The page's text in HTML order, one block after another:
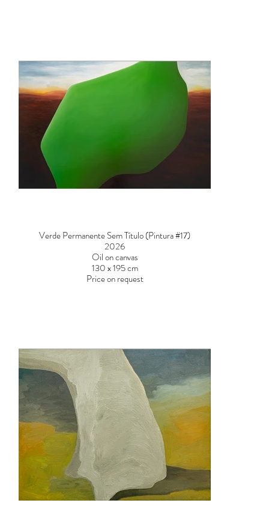
Verde Permanente Sem Título (Pintura #17)
2026
Oil on canvas
130 x 195 cm
Price on request